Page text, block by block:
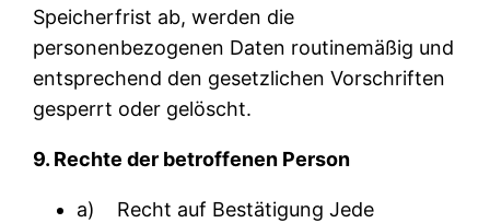
Speicherfrist ab, werden die
personenbezogenen Daten routinemäßig und
entsprechend den gesetzlichen Vorschriften
gesperrt oder gelöscht.
9. Rechte der betroffenen Person
a) Recht auf Bestätigung Jede